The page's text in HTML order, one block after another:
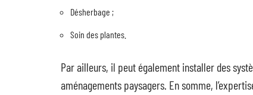
Désherbage ;
Soin des plantes.
Par ailleurs, il peut également installer des
aménagements paysagers. En somme,